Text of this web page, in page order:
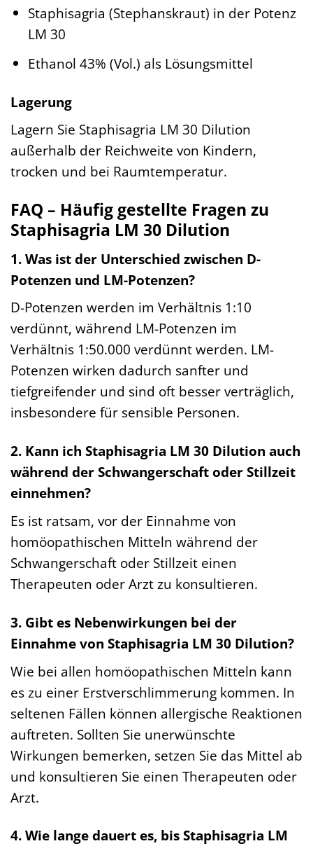
Staphisagria (Stephanskraut) in der Potenz
LM 30
Ethanol 43% (Vol.) als Lösungsmittel
Lagerung
Lagern Sie Staphisagria LM 30 Dilution
außerhalb der Reichweite von Kindern,
trocken und bei Raumtemperatur.
FAQ – Häufig gestellte Fragen zu
Staphisagria LM 30 Dilution
1. Was ist der Unterschied zwischen D-
Potenzen und LM-Potenzen?
D-Potenzen werden im Verhältnis 1:10
verdünnt, während LM-Potenzen im
Verhältnis 1:50.000 verdünnt werden. LM-
Potenzen wirken dadurch sanfter und
tiefgreifender und sind oft besser verträglich,
insbesondere für sensible Personen.
2. Kann ich Staphisagria LM 30 Dilution auch
während der Schwangerschaft oder Stillzeit
einnehmen?
Es ist ratsam, vor der Einnahme von
homöopathischen Mitteln während der
Schwangerschaft oder Stillzeit einen
Therapeuten oder Arzt zu konsultieren.
3. Gibt es Nebenwirkungen bei der
Einnahme von Staphisagria LM 30 Dilution?
Wie bei allen homöopathischen Mitteln kann
es zu einer Erstverschlimmerung kommen. In
seltenen Fällen können allergische Reaktionen
auftreten. Sollten Sie unerwünschte
Wirkungen bemerken, setzen Sie das Mittel ab
und konsultieren Sie einen Therapeuten oder
Arzt.
4. Wie lange dauert es, bis Staphisagria LM